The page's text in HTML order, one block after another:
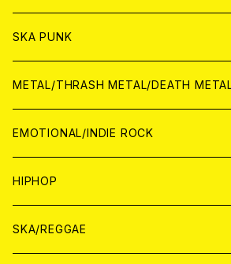
CD
CD
ANALOG
WORLD
CD
ANALOG
JAPAN
CD
ANALOG
WORLD
CD
ANALOG
SKA PUNK
JAPAN
CD
ANALOG
WORLD
CD
ANALOG
METAL/THRASH METAL/DEATH
JAPAN
CD
ANALOG
WORLD
ANALOG
EMOTIONAL/INDIE ROCK
JAPAN
CD
WORLD
HIPHOP
JAPAN
SKA/REGGAE